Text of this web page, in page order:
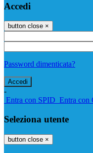
Accedi
button close ×
Password dimenticata?
-
Entra con SPID Entra con
Seleziona utente
button close ×